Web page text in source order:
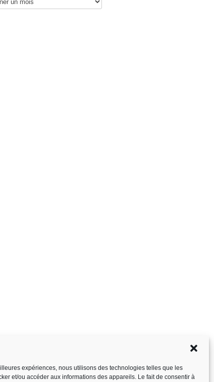
expériences, nous utilisons des technologies telles que les
et/ou accéder aux informations des appareils. Le fait de consentir à